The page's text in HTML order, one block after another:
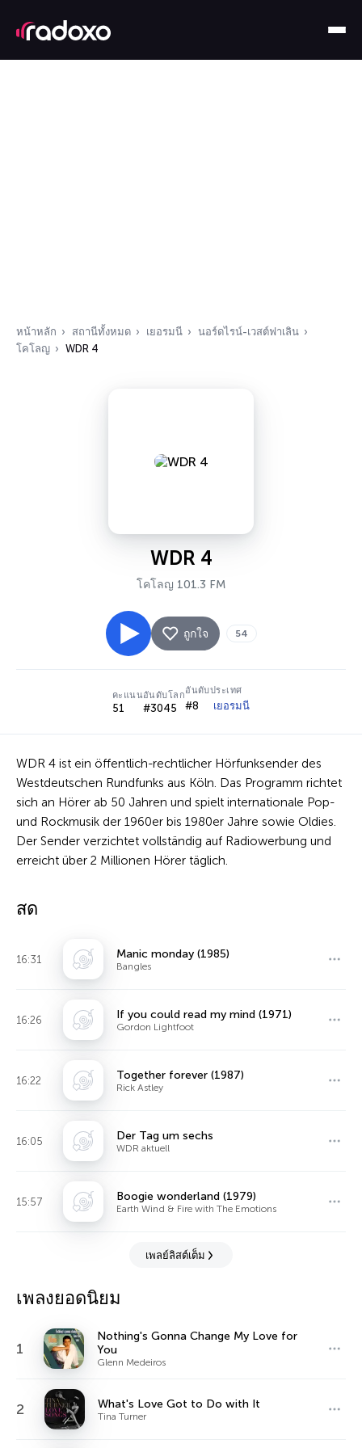
หน้าหลัก สถานีทั้งหมด เยอรมนี
นอร์ดไรน์-เวสต์ฟาเลิน
โคโลญ
WDR 4
WDR 4
โคโลญ 101.3 FM
ถูกใจ 54
คะแนน
51
อันดับโลก
#3045
อันดับประเทศ
#8 เยอรมนี
WDR 4 ist ein öffentlich-rechtlicher Hörfunksender des
Westdeutschen Rundfunks aus Köln. Das Programm richtet
sich an Hörer ab 50 Jahren und spielt internationale Pop-
und Rockmusik der 1960er bis 1980er Jahre sowie Oldies.
Der Sender verzichtet vollständig auf Radiowerbung und
erreicht über 2 Millionen Hörer täglich.
สด
16:31 Manic monday (1985)
Bangles
16:26 If you could read my mind (1971)
Gordon Lightfoot
16:22 Together forever (1987)
Rick Astley
16:05 Der Tag um sechs
WDR aktuell
15:57 Boogie wonderland (1979)
Earth Wind & Fire with The Emotions
เพลย์ลิสต์เต็ม
เพลงยอดนิยม
1
Nothing's Gonna Change My Love for
You
Glenn Medeiros
2 What's Love Got to Do with It
Tina Turner